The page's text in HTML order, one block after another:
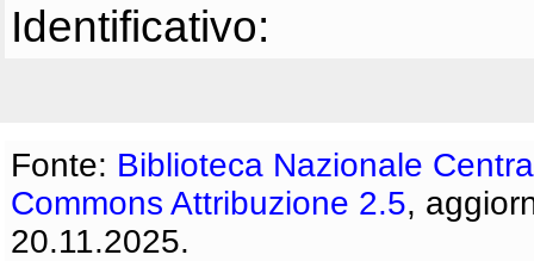
Identificativo:
Fonte: Biblioteca Nazionale
Commons Attribuzione 2.5,
20.11.2025.